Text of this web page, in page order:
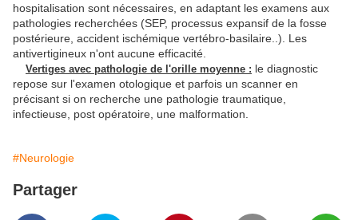
hospitalisation sont nécessaires, en adaptant les examens aux
pathologies recherchées (SEP, processus expansif de la fosse
postérieure, accident ischémique vertébro-basilaire..). Les
antivertigineux n'ont aucune efficacité.
Vertiges avec pathologie de l'orille moyenne : le diagnostic
repose sur l'examen otologique et parfois un scanner en
précisant si on recherche une pathologie traumatique,
infectieuse, post opératoire, une malformation.
#Neurologie
Partager